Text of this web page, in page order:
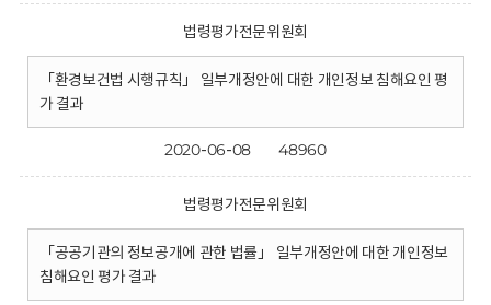
법령평가전문위원회
「환경보건법 시행규칙」 일부개정안에 대한 개인정보 침해요인 평
가 결과
2020-06-08 48960
법령평가전문위원회
「공공기관의 정보공개에 관한 법률」 일부개정안에 대한 개인정보
침해요인 평가 결과